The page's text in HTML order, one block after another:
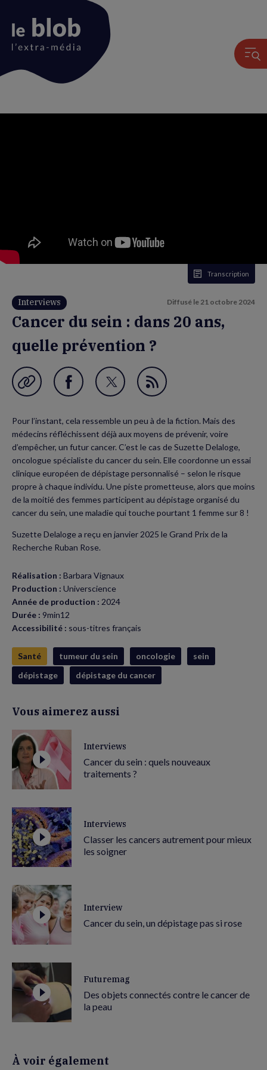
Transcription
Interviews Diffusé le 21 octobre 2024
Cancer du sein : dans 20 ans,
quelle prévention ?
Garder en favori
Partager
Facebook
(nouvelle
fenêtre)
Partager
Twitter
(nouvelle
fenêtre)
Flux
Pour l’instant, cela ressemble un peu à de la fiction. Mais des
médecins réfléchissent déjà aux moyens de prévenir, voire
d’empêcher, un futur cancer. C’est le cas de Suzette Delaloge,
oncologue spécialiste du cancer du sein. Elle coordonne un essai
clinique européen de dépistage personnalisé – selon le risque
propre à chaque individu. Une piste prometteuse, alors que moins
de la moitié des femmes participent au dépistage organisé du
cancer du sein, une maladie qui touche pourtant 1 femme sur 8 !
Suzette Delaloge a reçu en janvier 2025 le Grand Prix de la
Recherche Ruban Rose.
Réalisation : Barbara Vignaux
Production : Universcience
Année de production : 2024
Durée : 9min12
Accessibilité : sous-titres français
Santé tumeur du sein oncologie
sein
dépistage
dépistage du cancer
Vous aimerez aussi
Interviews
Cancer du sein : quels nouveaux
traitements ?
Interviews
Classer les cancers autrement pour mieux
les soigner
Interview
Cancer du sein, un dépistage pas si rose
Futuremag
Des objets connectés contre le cancer de
la peau
À voir également